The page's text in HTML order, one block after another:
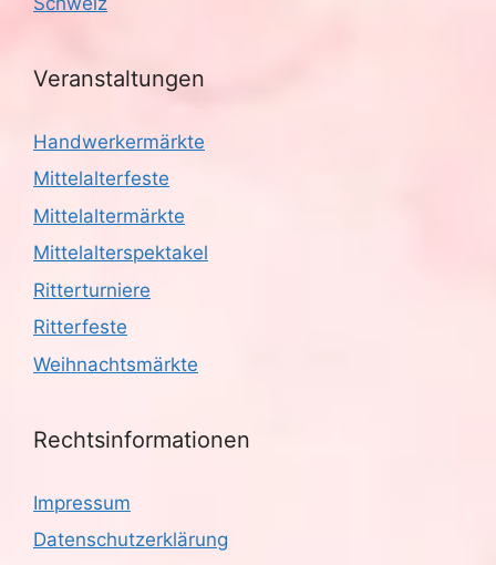
Veranstaltungen
Handwerkermärkte
Mittelalterfeste
Mittelaltermärkte
Mittelalterspektakel
Ritterturniere
Ritterfeste
Weihnachtsmärkte
Rechtsinformationen
Impressum
Datenschutzerklärung